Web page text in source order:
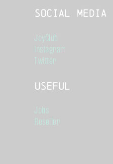
Social Media
JoyClub
Instagram
Twitter
Useful
Jobs
Reseller